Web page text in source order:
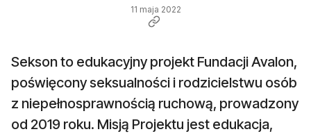
11 maja 2022
Sekson to edukacyjny projekt Fundacji Avalon,
poświęcony seksualności i rodzicielstwu osób
z niepełnosprawnością ruchową, prowadzony
od 2019 roku. Misją Projektu jest edukacja,